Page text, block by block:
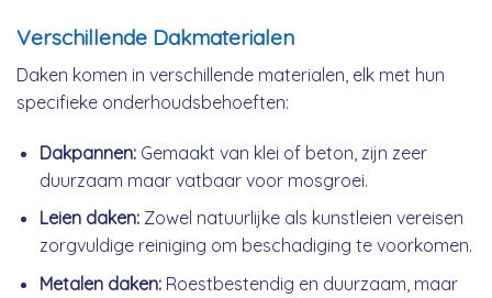
Verschillende Dakmaterialen
Daken komen in verschillende materialen, elk met hun
specifieke onderhoudsbehoeften:
Dakpannen:Gemaakt van klei of beton, zijn zeer
duurzaam maar vatbaar voor mosgroei.
Leien daken:Zowel natuurlijke als kunstleien vereisen
zorgvuldige reiniging om beschadiging te voorkomen.
Metalen daken:Roestbestendig en duurzaam, maar